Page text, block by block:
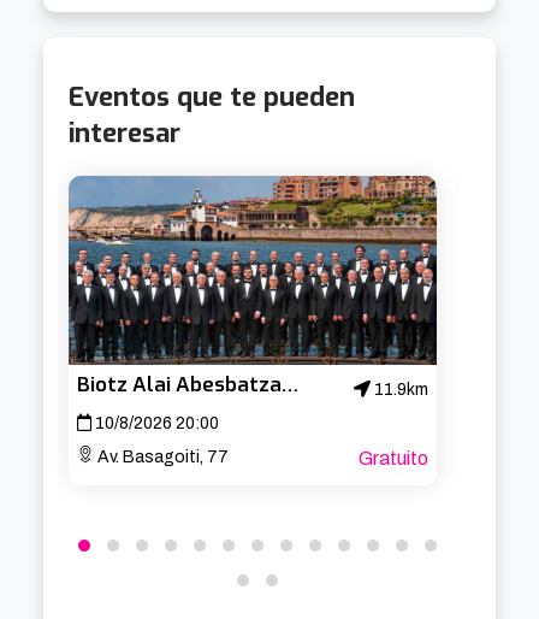
carácter. 🎟️
Eventos que te pueden
interesar
Biotz Alai Abesbatza – Concierto de San Lorenzo
11.9km
10/8/2026 20:00
Av. Basagoiti, 77
Gratuito